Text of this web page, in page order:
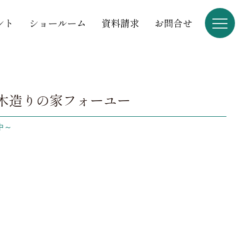
ト ショールーム 資料請求 お問合せ
造りの家フォーユー
～